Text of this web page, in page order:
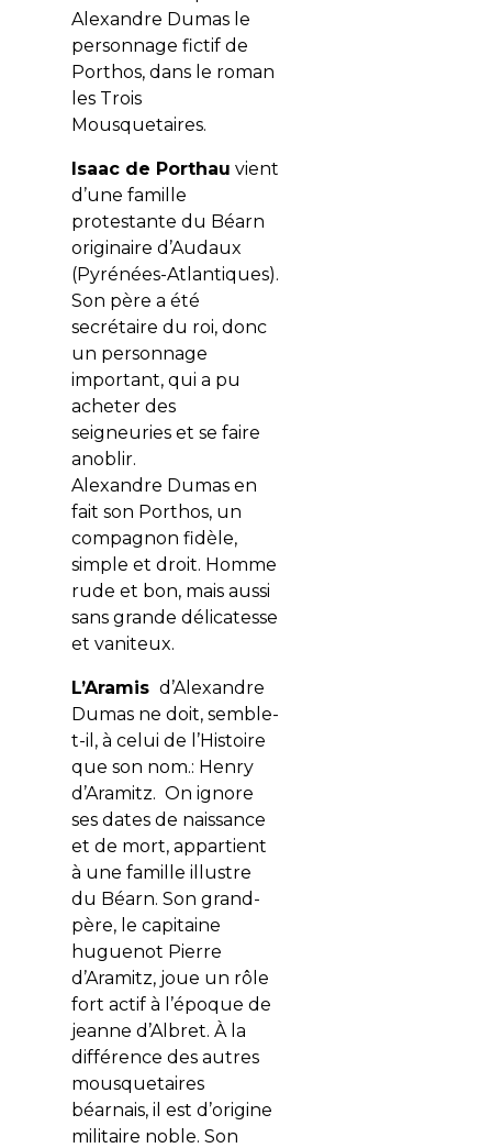
Alexandre Dumas le
personnage fictif de
Porthos, dans le roman
les Trois
Mousquetaires.
Isaac de Porthau vient
d’une famille
protestante du Béarn
originaire d’Audaux
(Pyrénées-Atlantiques).
Son père a été
secrétaire du roi, donc
un personnage
important, qui a pu
acheter des
seigneuries et se faire
anoblir.
Alexandre Dumas en
fait son Porthos, un
compagnon fidèle,
simple et droit. Homme
rude et bon, mais aussi
sans grande délicatesse
et vaniteux.
L’Aramis d’Alexandre
Dumas ne doit, semble-
t-il, à celui de l’Histoire
que son nom.: Henry
d’Aramitz. On ignore
ses dates de naissance
et de mort, appartient
à une famille illustre
du Béarn. Son grand-
père, le capitaine
huguenot Pierre
d’Aramitz, joue un rôle
fort actif à l’époque de
jeanne d’Albret. À la
différence des autres
mousquetaires
béarnais, il est d’origine
militaire noble. Son